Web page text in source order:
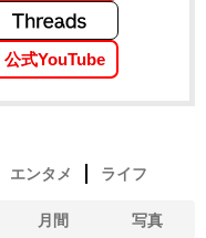
公式YouTube
エンタメ ライフ
月間 写真